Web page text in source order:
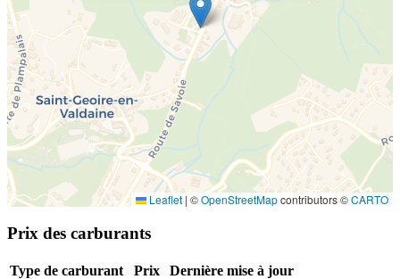
Leaflet | ©OpenStreetMapcontributors ©CARTO
Prix des carburants
Type de carburant Prix
Dernière mise à jour